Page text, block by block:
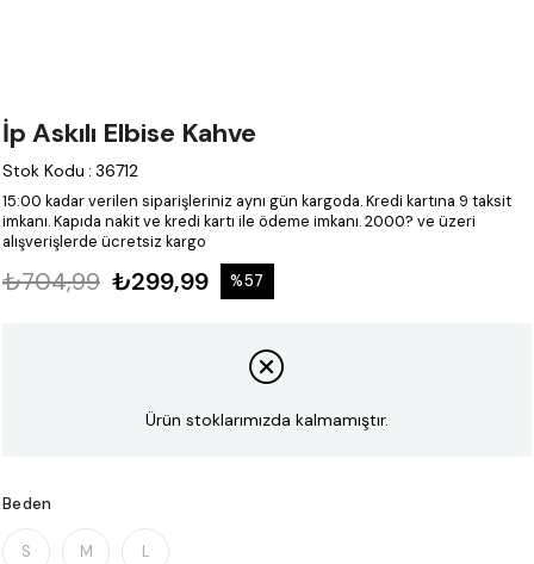
İp Askılı Elbise Kahve
Stok Kodu : 36712
15:00 kadar verilen siparişleriniz aynı gün kargoda.Kredi kartına 9 taksit
imkanı.Kapıda nakit ve kredi kartı ile ödeme imkanı.2000? ve üzeri
alışverişlerde ücretsiz kargo
₺704,99 ₺299,99 %57
Ürün stoklarımızda kalmamıştır.
Beden
S M L